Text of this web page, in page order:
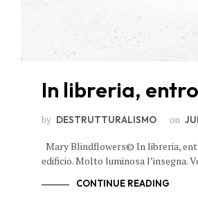
In libreria,
by DESTRUTTURALISMO on
Mary Blindflowers© In libreria,
edificio. Molto luminosa l’insegna.
CONTINUE READING